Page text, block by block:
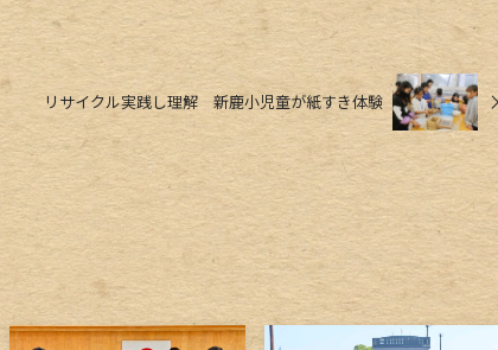
リサイクル実践し理解 新鹿小児童が紙すき体験